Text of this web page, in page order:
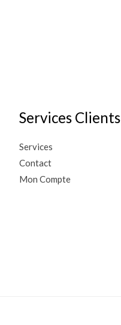
Services Clients
Services
Contact
Mon Compte